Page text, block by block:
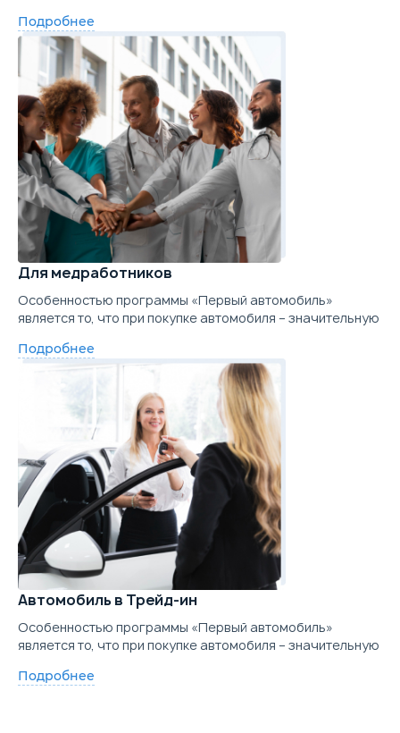
Подробнее
Для медработников
Особенностью программы «Первый автомобиль»
является то, что при покупке автомобиля – значительную
Подробнее
Автомобиль в Трейд-ин
Особенностью программы «Первый автомобиль»
является то, что при покупке автомобиля – значительную
Подробнее